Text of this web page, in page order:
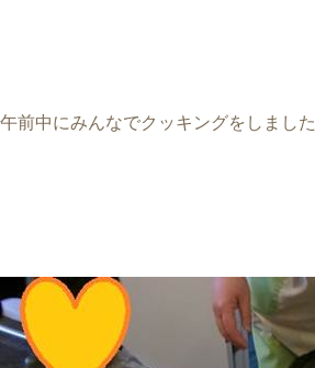
午前中にみんなでクッキングをしました